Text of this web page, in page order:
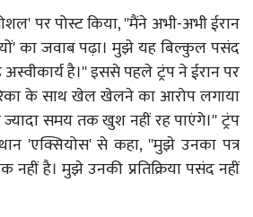
पर पोस्ट किया, ''मैंने अभी-अभी ईरान
का जवाब पढ़ा। मुझे यह बिल्कुल पसंद
है।'' इससे पहले ट्रंप ने ईरान पर
के साथ खेल खेलने का आरोप लगाया
समय तक खुश नहीं रह पाएंगे।'' ट्रंप
'एक्सियोस' से कहा, ''मुझे उनका पत्र
है। मुझे उनकी प्रतिक्रिया पसंद नहीं